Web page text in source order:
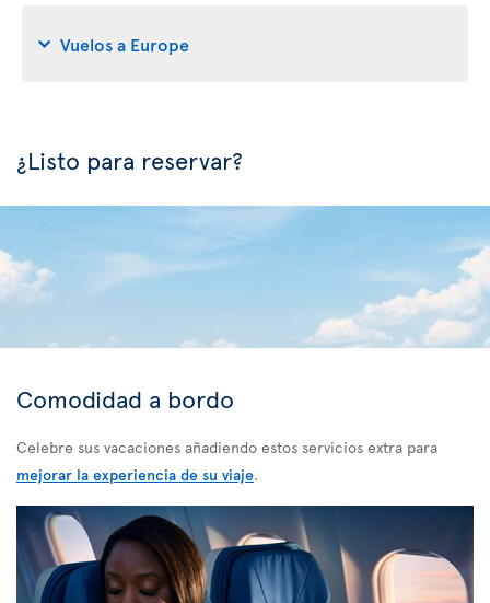
Vuelos a Europe
¿Listo para reservar?
Comodidad a bordo
Celebre sus vacaciones añadiendo estos servicios extra para
mejorar la experiencia de su viaje.